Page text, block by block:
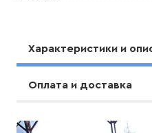
Характеристики и
Оплата и доставка